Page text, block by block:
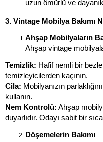
uzun ömürlü ve
3. Vintage Mobilya Bakımı
Ahşap Mobilyaların
Ahşap vintage
Temizlik: Hafif nemli bir
temizleyicilerden kaçının.
Cila: Mobilyanızın
kullanın.
Nem Kontrolü: Ahşap
duyarlıdır. Odayı sabit bir
Döşemelerin Bakımı